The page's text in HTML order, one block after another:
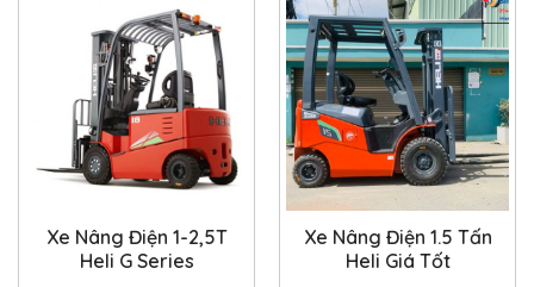
Xe Nâng Điện 1-2,5T
Heli G Series
Xe Nâng Điện 1.5 Tấn
Heli Giá Tốt